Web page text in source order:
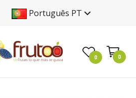
Português PT
0 0